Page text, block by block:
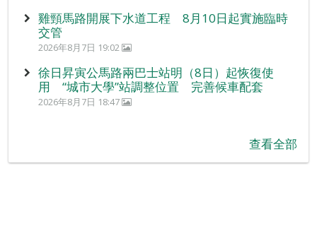
雞頸馬路開展下水道工程 8月10日起實施臨時
交管
2026年8月7日 19:02
徐日昇寅公馬路兩巴士站明（8日）起恢復使
用 “城市大學”站調整位置 完善候車配套
2026年8月7日 18:47
查看全部